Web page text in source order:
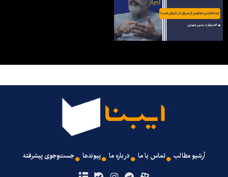
آرشیو مطالب تماس با ما درباره ما پیوندها جست‌وجوی پیشرفته